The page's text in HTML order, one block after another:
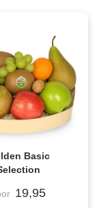
Basic
19,95